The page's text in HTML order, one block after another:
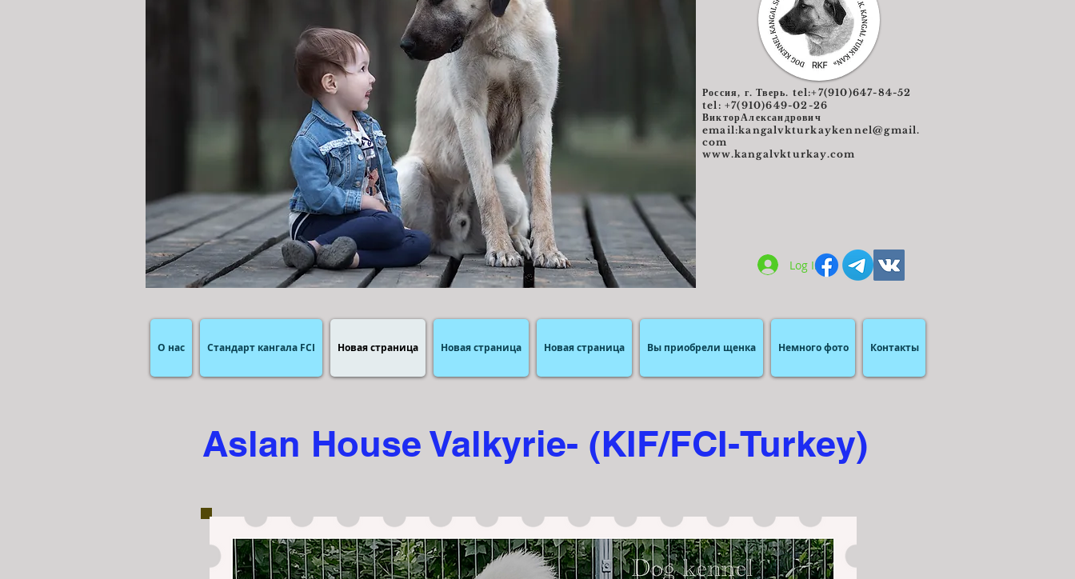
Россия, г. Тверь. tel:+7(910)647-84-52
tel: +7(910)649-02-26
ВикторАлександрович
email:kangalvkturkaykennel@gmail.
com
www.kangalvkturkay.com
Log In
О нас Стандарт кангала FCI Новая страница Новая страница Новая страница Вы приобрели щенка Немного фото Контакты
Aslan House Valkyrie- (KIF/FCI-Turkey)